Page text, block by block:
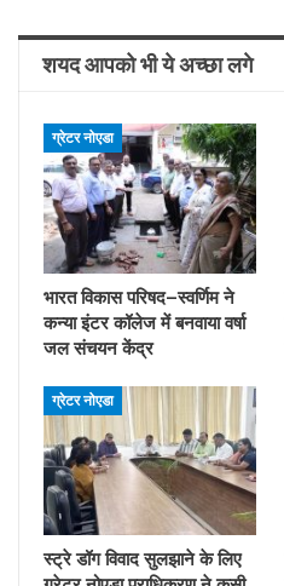
शयद आपको भी ये अच्छा लगे
ग्रेटर नोएडा
भारत विकास परिषद–स्वर्णिम ने
कन्या इंटर कॉलेज में बनवाया वर्षा
जल संचयन केंद्र
ग्रेटर नोएडा
स्ट्रे डॉग विवाद सुलझाने के लिए